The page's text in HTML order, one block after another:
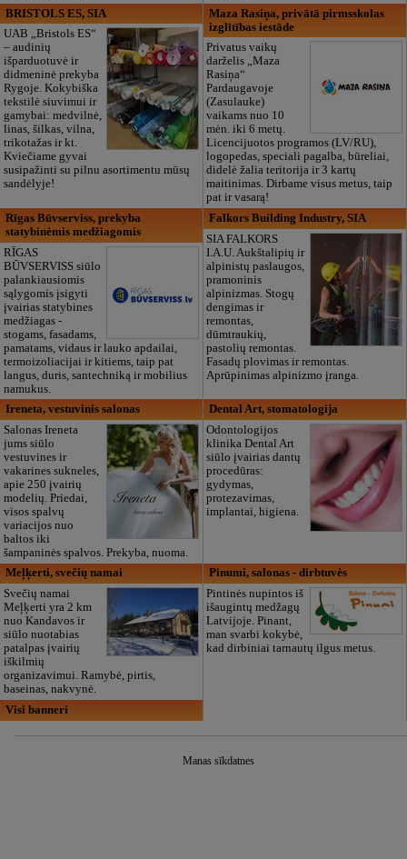
BRISTOLS ES, SIA
UAB „Bristols ES“
– audinių
išparduotuvė ir
didmeninė prekyba
Rygoje. Kokybiška
tekstilė siuvimui ir
gamybai: medvilnė,
linas, šilkas, vilna,
trikotažas ir kt.
Kviečiame gyvai
susipažinti su pilnu asortimentu mūsų
sandėlyje!
Maza Rasiņa, privātā pirmsskolas
izglītības iestāde
Privatus vaikų
darželis „Maza
Rasiņa“
Pardaugavoje
(Zasulauke)
vaikams nuo 10
mėn. iki 6 metų.
Licencijuotos programos (LV/RU),
logopedas, speciali pagalba, būreliai,
didelė žalia teritorija ir 3 kartų
maitinimas. Dirbame visus metus, taip
pat ir vasarą!
Rīgas Būvserviss, prekyba
statybinėmis medžiagomis
RĪGAS
BŪVSERVISS siūlo
palankiausiomis
sąlygomis įsigyti
įvairias statybines
medžiagas -
stogams, fasadams,
pamatams, vidaus ir lauko apdailai,
termoizoliacijai ir kitiems, taip pat
langus, duris, santechniką ir mobilius
namukus.
Falkors Building Industry, SIA
SIA FALKORS
I.A.U. Aukštalipių ir
alpinistų paslaugos,
pramoninis
alpinizmas. Stogų
dengimas ir
remontas,
dūmtraukių,
pastolių remontas.
Fasadų plovimas ir remontas.
Aprūpinimas alpinizmo įranga.
Ireneta, vestuvinis salonas
Salonas Ireneta
jums siūlo
vestuvines ir
vakarines sukneles,
apie 250 įvairių
modelių. Priedai,
visos spalvų
variacijos nuo
baltos iki
šampaninės spalvos. Prekyba, nuoma.
Dental Art, stomatologija
Odontologijos
klinika Dental Art
siūlo įvairias dantų
procedūras:
gydymas,
protezavimas,
implantai, higiena.
Meļķerti, svečių namai
Svečių namai
Meļķerti yra 2 km
nuo Kandavos ir
siūlo nuotabias
patalpas įvairių
iškilmių
organizavimui. Ramybė, pirtis,
baseinas, nakvynė.
Pinumi, salonas - dirbtuvės
Pintinės nupintos iš
išaugintų medžagų
Latvijoje. Pinant,
man svarbi kokybė,
kad dirbiniai tarnautų ilgus metus.
Visi banneri
Manas sīkdatnes